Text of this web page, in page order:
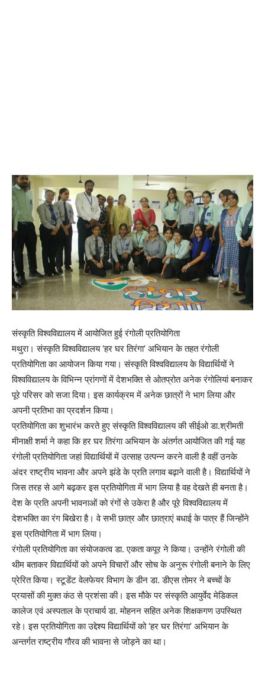
संस्कृति विश्वविद्यालय में आयोजित हुई रंगोली प्रतियोगिता
मथुरा। संस्कृति विश्वविद्यालय ‘हर घर तिरंगा’ अभियान के तहत रंगोली
प्रतियोगिता का आयोजन किया गया। संस्कृति विश्वविद्यालय के विद्यार्थियों ने
विश्वविद्यालय के विभिन्न प्रांगणों में देशभक्ति से ओतप्रोत अनेक रंगोलियां बनाकर
पूरे परिसर को सजा दिया। इस कार्यक्रम में अनेक छात्रों ने भाग लिया और
अपनी प्रतिभा का प्रदर्शन किया।
प्रतियोगिता का शुभारंभ करते हुए संस्कृति विश्वविद्यालय की सीईओ डा.श्रीमती
मीनाक्षी शर्मा ने कहा कि हर घर तिरंगा अभियान के अंतर्गत आयोजित की गई यह
रंगोली प्रतियोगिता जहां विद्यार्थियों में उत्साह उत्पन्न करने वाली है वहीं उनके
अंदर राष्ट्रीय भावना और अपने झंडे के प्रति लगाव बढ़ाने वाली है। विद्यार्थियों ने
जिस तरह से आगे बढ़कर इस प्रतियोगिता में भाग लिया है वह देखते ही बनता है।
देश के प्रति अपनी भावनाओं को रंगों से उकेरा है और पूरे विश्वविद्यालय में
देशभक्ति का रंग बिखेरा है। वे सभी छात्र और छात्राएं बधाई के पात्र हैं जिन्होंने
इस प्रतियोगिता में भाग लिया।
रंगोली प्रतियोगिता का संयोजकत्व डा. एकता कपूर ने किया। उन्होंने रंगोली की
थीम बताकर विद्यार्थियों को अपने विचारों और सोच के अनुरू रंगोली बनाने के लिए
प्रेरित किया। स्टूडेंट वेलफेयर विभाग के डीन डा. डीएस तोमर ने बच्चों के
प्रयासों की मुक्त कंठ से प्रशंसा की। इस मौके पर संस्कृति आयुर्वेद मेडिकल
कालेज एवं अस्पताल के प्राचार्य डा. मोहनन सहित अनेक शिक्षकगण उपस्थित
रहे। इस प्रतियोगिता का उद्देश्य विद्यार्थियों को ‘हर घर तिरंगा’ अभियान के
अन्तर्गत राष्ट्रीय गौरव की भावना से जोड़ने का था।